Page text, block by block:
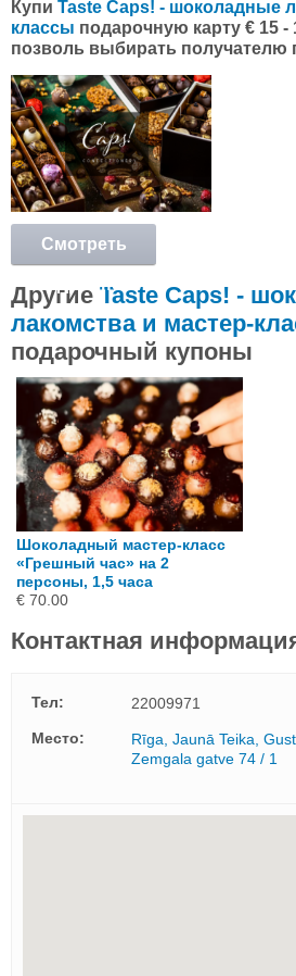
Купи Taste Caps! - шоколадные
классы подарочную карту € 15
позволь выбирать получателю
Смотреть
подробнее
Другие Taste Caps! -
лакомства и мастер-
подарочный купоны
Шоколадный мастер-класс
«Грешный час» на 2
персоны, 1,5 часа
€ 70.00
Контактная
Тел:
22009971
Mесто:
Rīga, Jaunā Teika,
Zemgala gatve 74 / 1